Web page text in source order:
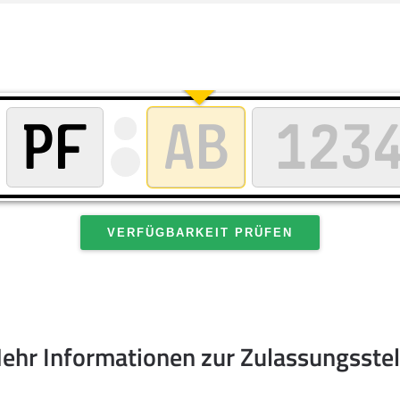
VERFÜGBARKEIT PRÜFEN
Informationen zur